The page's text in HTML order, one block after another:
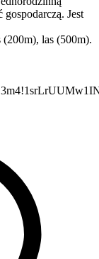
Jest
las (500m).